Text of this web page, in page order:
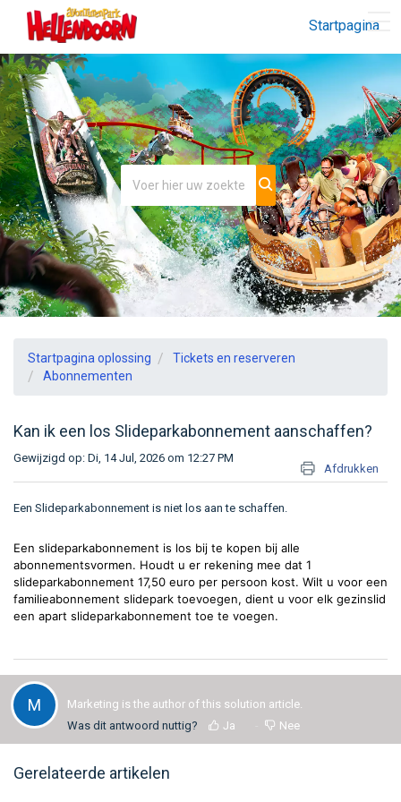
Startpagina
Startpagina oplossing
Tickets en reserveren
Abonnementen
Kan ik een los Slideparkabonnement aanschaffen?
Afdrukken
Gewijzigd op: Di, 14 Jul, 2026 om 12:27 PM
Een Slideparkabonnement is niet los aan te schaffen.
Een slideparkabonnement is los bij te kopen bij alle
abonnementsvormen. Houdt u er rekening mee dat 1
slideparkabonnement 17,50 euro per persoon kost. Wilt u voor een
familieabonnement slidepark toevoegen, dient u voor elk gezinslid
een apart slideparkabonnement toe te voegen.
M
Marketing is the author of this solution article.
Was dit antwoord nuttig?
Ja Nee
Gerelateerde artikelen